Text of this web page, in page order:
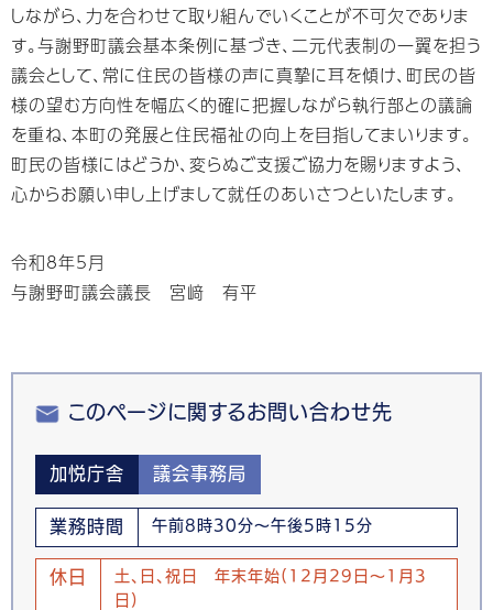
しながら、力を合わせて取り組んでいくことが不可欠でありま
す。与謝野町議会基本条例に基づき、二元代表制の一翼を担う
議会として、常に住民の皆様の声に真摯に耳を傾け、町民の皆
様の望む方向性を幅広く的確に把握しながら執行部との議論
を重ね、本町の発展と住民福祉の向上を目指してまいります。
町民の皆様にはどうか、変らぬご支援ご協力を賜りますよう、
心からお願い申し上げまして就任のあいさつといたします。
令和8年5月
与謝野町議会議長 宮﨑 有平
このページに関するお問い合わせ先
加悦庁舎 議会事務局
業務時間 午前8時30分～午後5時15分
休日
土、日、祝日 年末年始(12月29日～1月3
日)